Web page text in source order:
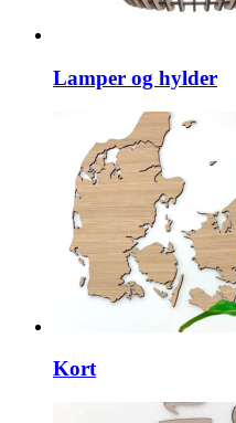
Lamper og hylder
Kort